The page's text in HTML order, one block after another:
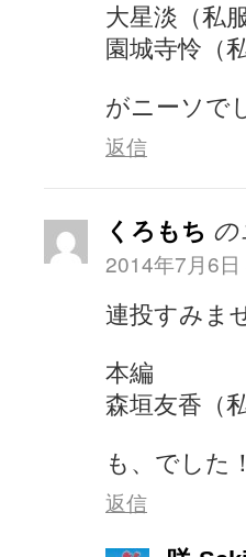
大星淡（私服
園城寺怜（
がニーソで
返信
くろもち の
2014年7月6
連投すみま
本編
森垣友香（私
も、でした！
返信